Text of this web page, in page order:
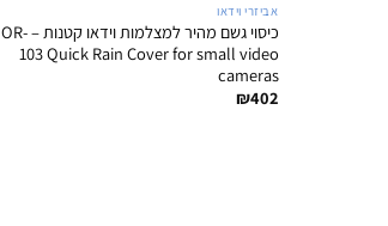
אביזרי וידאו
כיסוי גשם מהיר למצלמות וידאו קטנות – OR-
103 Quick Rain Cover for small video
cameras
₪402